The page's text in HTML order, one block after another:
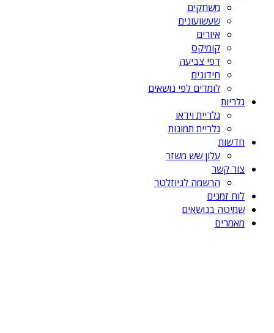
משחקים
שעשועונים
איורים
קומיקס
דפי צביעה
חידונים
לומדים לפי נושאים
גלריות
גלריית וידאו
גלריית תמונות
חדשות
עלון שש משזר
צור קשר
הרשמה לניוזלטר
לוח זמנים
שמיטה בנושאים
מאמרים